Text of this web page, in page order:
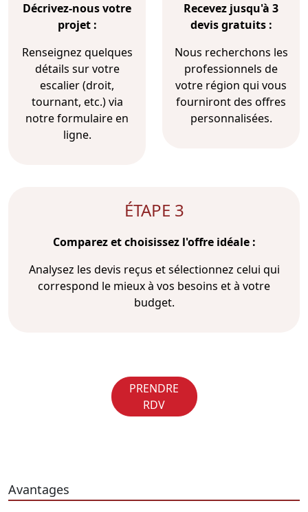
Décrivez-nous votre
projet :
Renseignez quelques
détails sur votre
escalier (droit,
tournant, etc.) via
notre formulaire en
ligne.
Recevez jusqu'à 3
devis gratuits :
Nous recherchons les
professionnels de
votre région qui vous
fourniront des offres
personnalisées.
ÉTAPE 3
Comparez et choisissez l'offre idéale :
Analysez les devis reçus et sélectionnez celui qui
correspond le mieux à vos besoins et à votre
budget.
PRENDRE
RDV
Avantages